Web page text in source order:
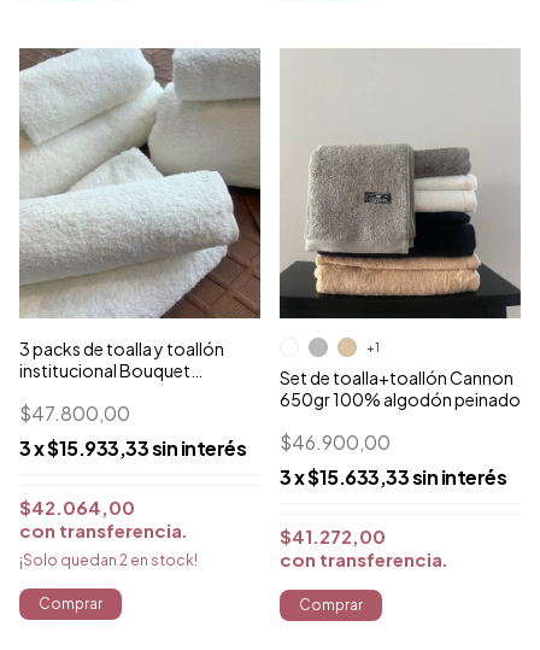
3 packs de toalla y toallón
institucional Bouquet
$47.800,00
3x$15.933,33sin interés
$42.064,00
con transferencia
¡Solo quedan 2 en stock!
Set de toalla+toallón Cannon
650gr 100% algodón peinado
$46.900,00
3x$15.633,33sin interés
$41.272,00
con transferencia
+1
Comprar